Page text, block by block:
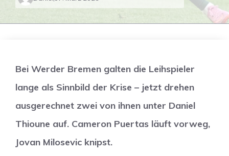
Bei Werder Bremen galten die Leihspieler
lange als Sinnbild der Krise – jetzt drehen
ausgerechnet zwei von ihnen unter Daniel
Thioune auf. Cameron Puertas läuft vorweg,
Jovan Milosevic knipst.